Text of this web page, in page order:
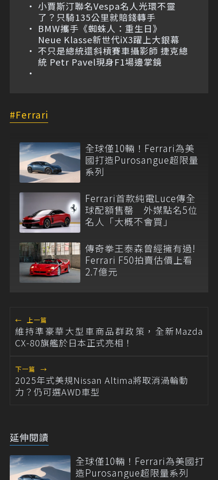
小賈斯汀聯名Vespa名人光環不靈
了？只騎135公里就賠錢轉手
BMW攜手《蜘蛛人：重生日》
Neue Klasse新世代iX3躍上大銀幕
不只是總統還斜槓賽車攝影師 捷克總
統 Petr Pavel現身F1場邊掌鏡
Ferrari
全球僅10輛！Ferrari為美
國打造Purosangue超限量
系列
Ferrari首款純電Luce傳全
球配額售罄 外媒點名5位
名人「大概不會買」
傳奇拳王泰森曾經擁有過!
Ferrari F50拍賣估價上看
2.7億元
← 上一篇
維持準豪華大型車商品群政策，全新Mazda
CX-80旗艦於日本正式亮相！
下一篇 →
2025年式美規Nissan Altima將取消渦輪動
力？仍可選AWD車型
延伸閱讀
全球僅10輛！Ferrari為美國打
造Purosangue超限量系列